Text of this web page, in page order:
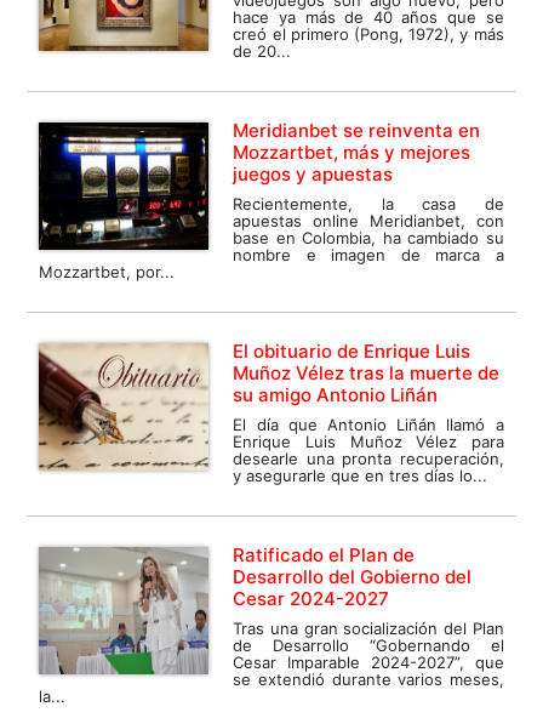
hace ya más de 40 años que se
creó el primero (Pong, 1972), y más
de 20...
Meridianbet se reinventa en
Mozzartbet, más y mejores
juegos y apuestas
Recientemente, la casa de
apuestas online Meridianbet, con
base en Colombia, ha cambiado su
nombre e imagen de marca a
Mozzartbet, por...
El obituario de Enrique Luis
Muñoz Vélez tras la muerte de
su amigo Antonio Liñán
El día que Antonio Liñán llamó a
Enrique Luis Muñoz Vélez para
desearle una pronta recuperación,
y asegurarle que en tres días lo...
Ratificado el Plan de
Desarrollo del Gobierno del
Cesar 2024-2027
Tras una gran socialización del Plan
de Desarrollo “Gobernando el
Cesar Imparable 2024-2027”, que
se extendió durante varios meses,
la...